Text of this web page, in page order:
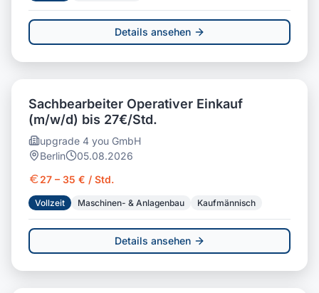
Details ansehen
Sachbearbeiter Operativer Einkauf
(m/w/d) bis 27€/Std.
upgrade 4 you GmbH
Berlin
05.08.2026
27 – 35 € / Std.
Vollzeit Maschinen- & Anlagenbau Kaufmännisch
Details ansehen